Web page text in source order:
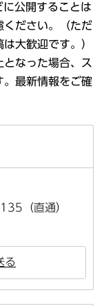
公開することは
ください。（ただ
大歓迎です。）
なった場合、ス
。最新情報をご確
（直通）
る